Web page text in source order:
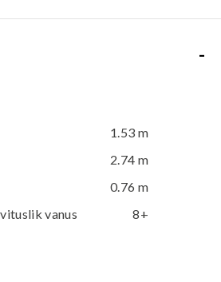
-
1.53 m
2.74 m
0.76 m
vanus
8+